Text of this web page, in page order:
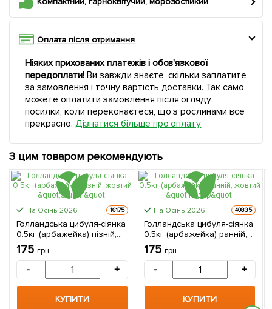
Оплата після отримання
Ніяких прихованих платежів і обов'язкової
передоплати!Ви завжди знаєте, скільки заплатите
за замовлення і точну вартість доставки. Так само,
можете оплатити замовлення після огляду
посилки, коли переконаєтеся, що з рослинами все
прекрасно. Дізнатися більше про оплату
З цим товаром рекомендують
На Осінь-2026 16175
Голландська цибуля-сіянка
0.5кг (арбажейка) пізній,
жовтий "Sturon"
175 грн
- +
КУПИТИ
На Осінь-2026 40835
Голландська цибуля-сіянка
0.5кг (арбажейка) ранній,
жовтий "Радар"
175 грн
- +
КУПИТИ